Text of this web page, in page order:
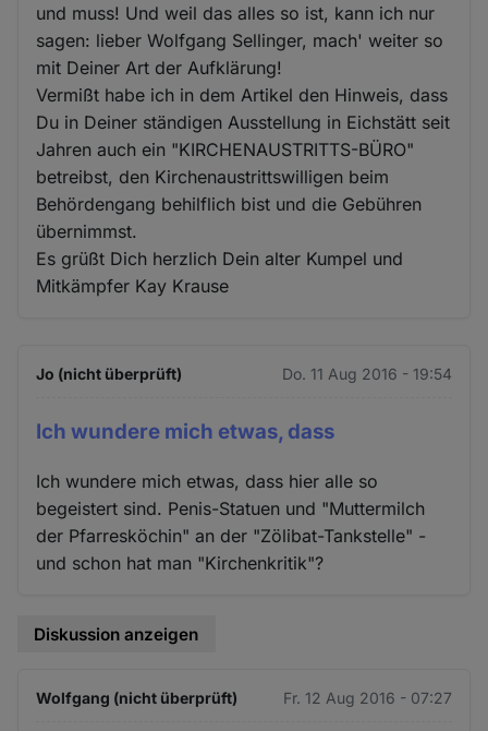
und muss! Und weil das alles so ist, kann ich nur
sagen: lieber Wolfgang Sellinger, mach' weiter so
mit Deiner Art der Aufklärung!
Vermißt habe ich in dem Artikel den Hinweis, dass
Du in Deiner ständigen Ausstellung in Eichstätt seit
Jahren auch ein "KIRCHENAUSTRITTS-BÜRO"
betreibst, den Kirchenaustrittswilligen beim
Behördengang behilflich bist und die Gebühren
übernimmst.
Es grüßt Dich herzlich Dein alter Kumpel und
Mitkämpfer Kay Krause
Jo (nicht überprüft) Do. 11 Aug 2016 - 19:54
Ich wundere mich etwas, dass
Ich wundere mich etwas, dass hier alle so
begeistert sind. Penis-Statuen und "Muttermilch
der Pfarresköchin" an der "Zölibat-Tankstelle" -
und schon hat man "Kirchenkritik"?
Diskussion anzeigen
Wolfgang (nicht überprüft) Fr. 12 Aug 2016 - 07:27